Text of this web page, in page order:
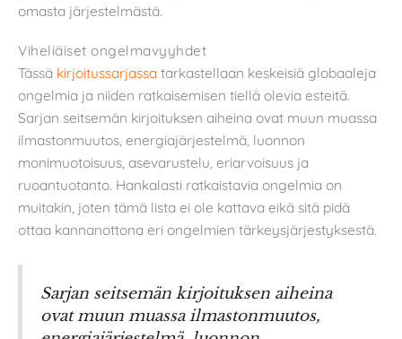
omasta järjestelmästä.
Viheliäiset ongelmavyyhdet
Tässä kirjoitussarjassa tarkastellaan keskeisiä globaaleja
ongelmia ja niiden ratkaisemisen tiellä olevia esteitä.
Sarjan seitsemän kirjoituksen aiheina ovat muun muassa
ilmastonmuutos, energiajärjestelmä, luonnon
monimuotoisuus, asevarustelu, eriarvoisuus ja
ruoantuotanto. Hankalasti ratkaistavia ongelmia on
muitakin, joten tämä lista ei ole kattava eikä sitä pidä
ottaa kannanottona eri ongelmien tärkeysjärjestyksestä.
Sarjan seitsemän kirjoituksen aiheina
ovat muun muassa ilmastonmuutos,